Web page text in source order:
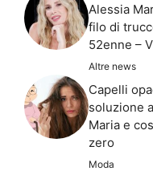
Alessia
filo di
52enne –
Altre news
Capelli
soluzione
Maria e
zero
Moda